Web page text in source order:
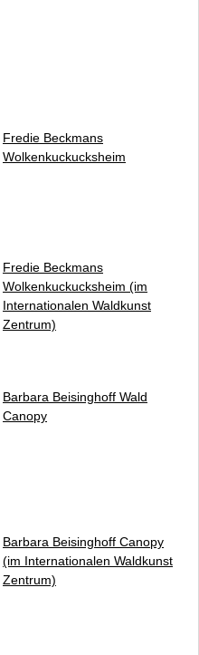
Fredie Beckmans
Wolkenkuckucksheim
Fredie Beckmans
Wolkenkuckucksheim (im
Internationalen Waldkunst
Zentrum)
Barbara Beisinghoff Wald
Canopy
Barbara Beisinghoff Canopy
(im Internationalen Waldkunst
Zentrum)